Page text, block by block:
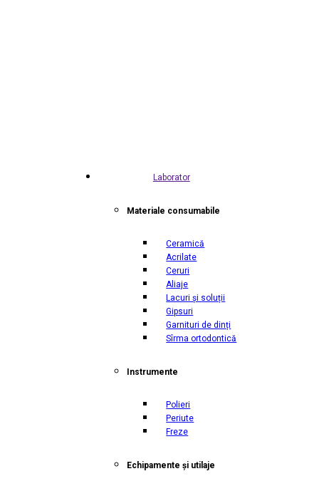
Laborator
Materiale consumabile
Ceramică
Acrilate
Ceruri
Aliaje
Lacuri și soluții
Gipsuri
Garnituri de dinți
Sîrma ortodontică
Instrumente
Polieri
Periute
Freze
Echipamente și utilaje